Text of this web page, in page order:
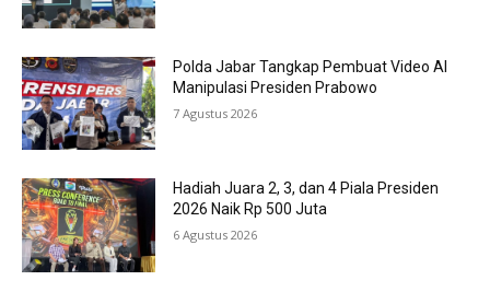
Polda Jabar Tangkap Pembuat Video AI
Manipulasi Presiden Prabowo
7 Agustus 2026
Hadiah Juara 2, 3, dan 4 Piala Presiden
2026 Naik Rp 500 Juta
6 Agustus 2026